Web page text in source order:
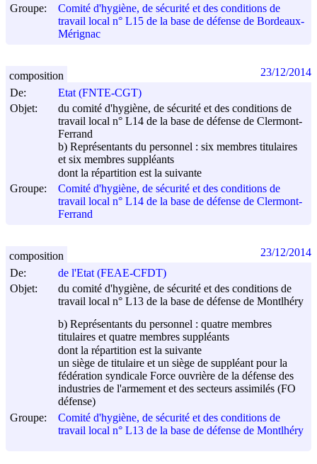
Groupe:
Comité d'hygiène, de sécurité et des conditions de
travail local n° L15 de la base de défense de Bordeaux-
Mérignac
De:
Etat (FNTE-CGT)
Objet:
du comité d'hygiène, de sécurité et des conditions de
travail local n° L14 de la base de défense de Clermont-
Ferrand
b) Représentants du personnel : six membres titulaires
et six membres suppléants
dont la répartition est la suivante
Groupe:
Comité d'hygiène, de sécurité et des conditions de
travail local n° L14 de la base de défense de Clermont-
Ferrand
composition 23/12/2014
De:
de l'Etat (FEAE-CFDT)
Objet:
du comité d'hygiène, de sécurité et des conditions de
travail local n° L13 de la base de défense de Montlhéry
b) Représentants du personnel : quatre membres
titulaires et quatre membres suppléants
dont la répartition est la suivante
un siège de titulaire et un siège de suppléant pour la
fédération syndicale Force ouvrière de la défense des
industries de l'armement et des secteurs assimilés (FO
défense)
Groupe:
Comité d'hygiène, de sécurité et des conditions de
travail local n° L13 de la base de défense de Montlhéry
composition 23/12/2014